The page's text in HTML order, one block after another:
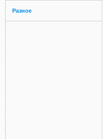
Разное